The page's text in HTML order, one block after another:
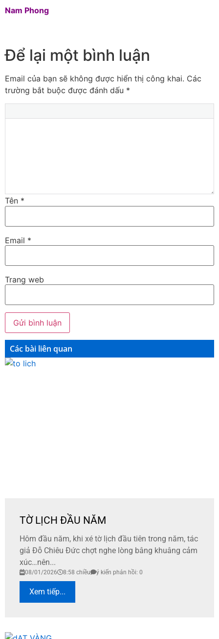
Nam Phong
Để lại một bình luận
Email của bạn sẽ không được hiển thị công khai. Các
trường bắt buộc được đánh dấu *
Tên *
Email *
Trang web
Các bài liên quan
TỜ LỊCH ĐẦU NĂM
Hôm đầu năm, khi xé tờ lịch đầu tiên trong năm, tác
giả Đỗ Chiêu Đức chợt nghe lòng bâng khuâng cảm
xúc…nên...
08/01/2026 8:58 chiều ý kiến phản hồi: 0
Xem tiếp...